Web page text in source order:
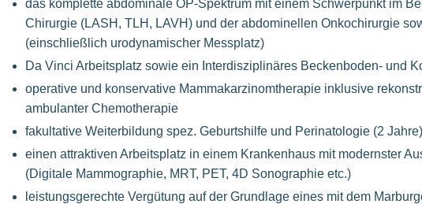
das komplette abdominale OP-Spektrum mit einem Schwerpunkt im
Chirurgie (LASH, TLH, LAVH) und der abdominellen Onkochirurgie
(einschließlich urodynamischer Messplatz)
Da Vinci Arbeitsplatz sowie ein Interdisziplinäres Beckenboden- und
operative und konservative Mammakarzinomtherapie inklusive
ambulanter Chemotherapie
fakultative Weiterbildung spez. Geburtshilfe und Perinatologie (2 Jahre)
einen attraktiven Arbeitsplatz in einem Krankenhaus mit modernster
(Digitale Mammographie, MRT, PET, 4D Sonographie etc.)
leistungsgerechte Vergütung auf der Grundlage eines mit dem